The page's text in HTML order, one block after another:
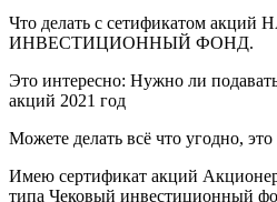
Что делать с сетификатом
ИНВЕСТИЦИОННЫЙ ФОНД.
Это интересно: Нужно ли
акций 2021 год
Можете делать всё что угодно,
Имею сертификат акций
типа Чековый инвестиционный